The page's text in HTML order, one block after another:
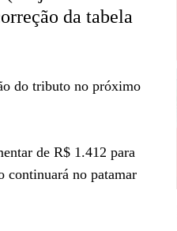
da tabela
do tributo no próximo
de R$ 1.412 para
continuará no patamar